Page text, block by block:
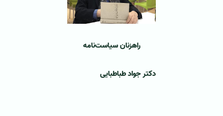
راهزنان سیاست‌نامه
دکتر جواد طباطبایی